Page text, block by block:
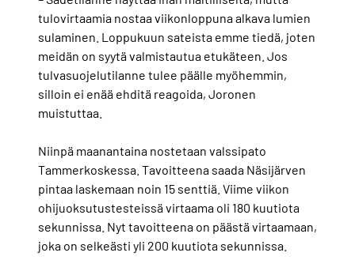
tulovirtaamia nostaa viikonloppuna alkava lumien
sulaminen. Loppukuun sateista emme tiedä, joten
meidän on syytä valmistautua etukäteen. Jos
tulvasuojelutilanne tulee päälle myöhemmin,
silloin ei enää ehditä reagoida, Joronen
muistuttaa.
Niinpä maanantaina nostetaan valssipato
Tammerkoskessa. Tavoitteena saada Näsijärven
pintaa laskemaan noin 15 senttiä. Viime viikon
ohijuoksutustesteissä virtaama oli 180 kuutiota
sekunnissa. Nyt tavoitteena on päästä virtaamaan,
joka on selkeästi yli 200 kuutiota sekunnissa.